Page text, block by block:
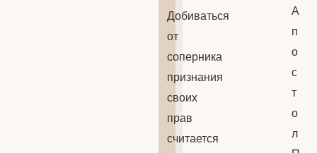
Добиваться
от
соперника
признания
своих
прав
считается
А
п
о
с
т
о
л